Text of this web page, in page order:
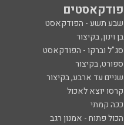
פודקאסטים
שבע תשע - הפודקאסט
בן וינון, בקיצור
סג"ל וברקו - הפודקאסט
ספורט, בקיצור
שניים עד ארבע, בקיצור
קרסו יוצא לאכול
ככה קמתי
הכול פתוח - אמנון רגב